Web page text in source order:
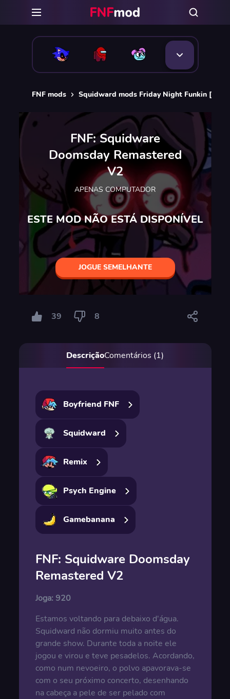
FNF mods Squidward mods Friday Night Funkin [FNF]
FNF: Squidware
Doomsday Remastered
V2
APENAS COMPUTADOR
ESTE MOD NÃO ESTÁ DISPONÍVEL
JOGUE SEMELHANTE
39 8
DescriçãoComentários (1)
Boyfriend FNF
Squidward
Remix
Psych Engine
Gamebanana
FNF: Squidware Doomsday
Remastered V2
Joga: 920
Estamos voltando para debaixo d'água.
Squidward não dormiu muito antes do
grande show. Durante toda a noite ele
jogou e virou e teve pesadelos. Acordando,
como num nevoeiro, o polvo apavorava-se
com o seu próximo concerto, desenhando
na cabeça a pele de ser pelado com